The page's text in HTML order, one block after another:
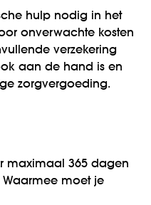
hulp nodig in het
onverwachte kosten
verzekering
aan de hand is en
zorgvergoeding.
maximaal 365 dagen
Waarmee moet je